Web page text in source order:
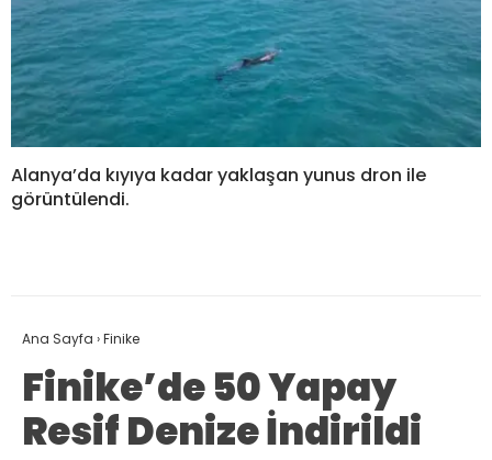
Alanya’da kıyıya kadar yaklaşan yunus dron ile
görüntülendi.
Ana Sayfa ›Finike
Finike’de 50 Yapay
Resif Denize İndirildi